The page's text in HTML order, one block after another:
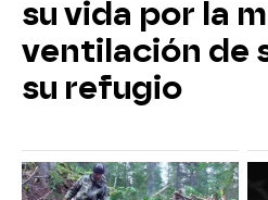
su vida por la
ventilación de
su refugio